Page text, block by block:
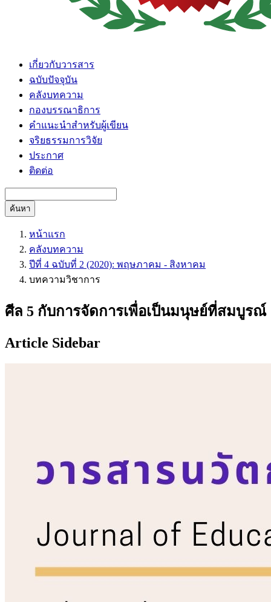
เกี่ยวกับวารสาร
ฉบับปัจจุบัน
คลังบทความ
กองบรรณาธิการ
คำแนะนำสำหรับผู้เขียน
จริยธรรมการวิจัย
ประกาศ
ติดต่อ
ค้นหา
หน้าแรก
คลังบทความ
ปีที่ 4 ฉบับที่ 2 (2020): พฤษภาคม - สิงหาคม
บทความวิชาการ
ศีล 5 กับการจัดการเพื่อเป็นมนุษย์ที่สมบูรณ์
Article Sidebar